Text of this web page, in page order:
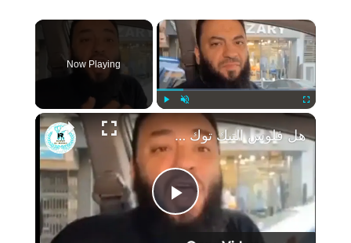
×
Unmute Fullscreen
Now Playing
Play
هل فلوس التيك توك حلال أم حرام؟ فتوى مفصلة من د. حازم شومان